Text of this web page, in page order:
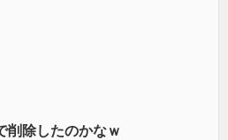
したのかなｗ